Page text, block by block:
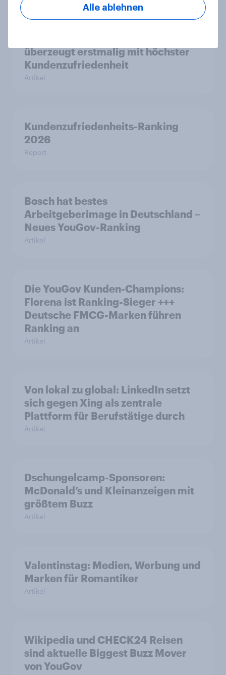
überzeugt erstmalig mit höchster
Kundenzufriedenheit
Artikel
Kundenzufriedenheits-Ranking
2026
Report
Bosch hat bestes
Arbeitgeberimage in Deutschland –
Neues YouGov-Ranking
Artikel
Die YouGov Kunden-Champions:
Florena ist Ranking-Sieger +++
Deutsche FMCG-Marken führen
Ranking an
Artikel
Von lokal zu global: LinkedIn setzt
sich gegen Xing als zentrale
Plattform für Berufstätige durch
Artikel
Dschungelcamp-Sponsoren:
McDonald’s und Kleinanzeigen mit
größtem Buzz
Artikel
Valentinstag: Medien, Werbung und
Marken für Romantiker
Artikel
Wikipedia und CHECK24 Reisen
sind aktuelle Biggest Buzz Mover
von YouGov
Alle ablehnen